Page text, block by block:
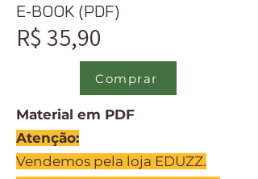
E-BOOK (PDF)
R$ 35,90
Comprar
Material em PDF
Atenção:
Vendemos pela loja EDUZZ.